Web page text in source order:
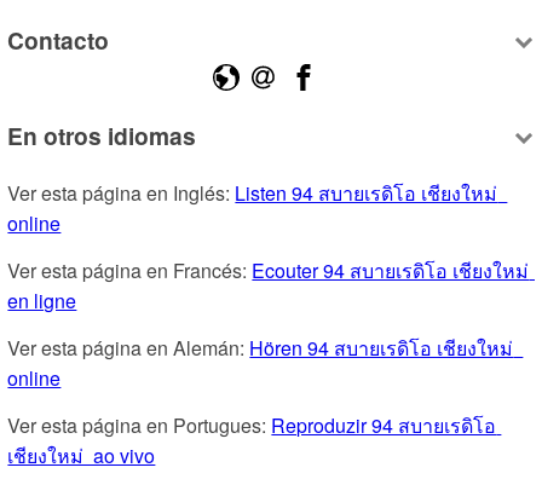
Contacto
En otros idiomas
Ver esta página en Inglés: Listen 94 สบายเรดิโอ เชียงใหม่
online
Ver esta página en Francés: Ecouter 94 สบายเรดิโอ เชียงใหม่
en ligne
Ver esta página en Alemán: Hören 94 สบายเรดิโอ เชียงใหม่
online
Ver esta página en Portugues: Reproduzir 94 สบายเรดิโอ
เชียงใหม่  ao vivo